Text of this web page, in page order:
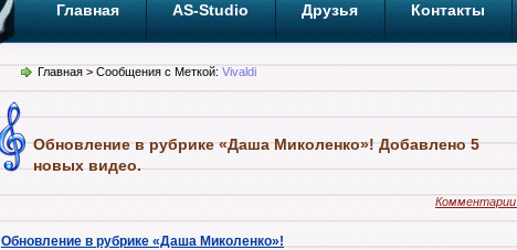
Главная AS-Studio Друзья Контакты
Теги ТОП
Главная > Сообщения с Меткой: Vivaldi
Обновление в рубрике «Даша Миколенко»! Добавлено 5
новых видео.
Комментарии
Обновление в рубрике «Даша Миколенко»!